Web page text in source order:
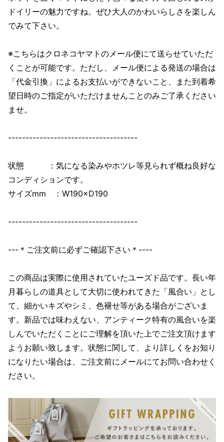
ドイリーの魅力ですね。ぜひ大人のかわいらしさを楽しん
でみて下さい。
※こちらはクロネコヤマトのメール便にて送らせていただ
くことが可能です。ただし、メール便による発送の場合は
「代金引換」によるお支払いができないこと、また到着希
望日時のご指定がいただけませんことのみご了承ください
ませ。
-------------------------------------
状態 ：気になる染みやホツレ等見られず概ね良好な
コンディションです。
サイズmm ：W190×D190
-------------------------------------
---＊ご注文前に必ずご確認下さい＊----
この商品は実際に使用されていたユーズド品です。長い年
月暮らしの道具として大切に使われてきた「風合い」とし
て、細かいキズやシミ、色褪せ等がある場合がございま
す。新品では味わえない、アンティーク特有の風合いを楽
しんでいただくことにご理解を頂いた上でご注文頂けます
ようお願い致します。状態に関して、より詳しくをお知り
になりたい場合は、ご注文前にメールにてお問い合わせく
ださい。